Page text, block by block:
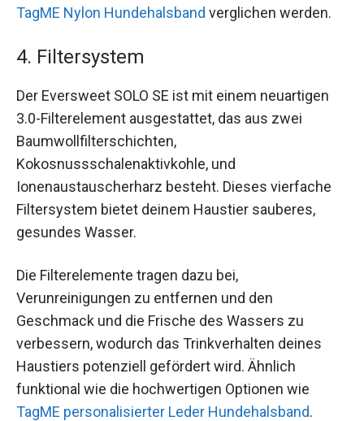
TagME Nylon Hundehalsband verglichen werden.
4. Filtersystem
Der Eversweet SOLO SE ist mit einem neuartigen
3.0-Filterelement ausgestattet, das aus zwei
Baumwollfilterschichten,
Kokosnussschalenaktivkohle, und
Ionenaustauscherharz besteht. Dieses vierfache
Filtersystem bietet deinem Haustier sauberes,
gesundes Wasser.
Die Filterelemente tragen dazu bei,
Verunreinigungen zu entfernen und den
Geschmack und die Frische des Wassers zu
verbessern, wodurch das Trinkverhalten deines
Haustiers potenziell gefördert wird. Ähnlich
funktional wie die hochwertigen Optionen wie
TagME personalisierter Leder Hundehalsband.